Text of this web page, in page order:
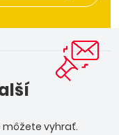
môžete vyhrať.